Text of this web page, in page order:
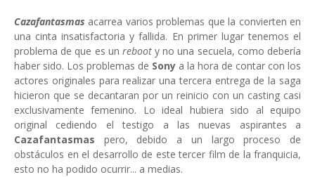
Cazafantasmas acarrea varios problemas que la convierten en
una cinta insatisfactoria y fallida. En primer lugar tenemos el
problema de que es un rebooty no una secuela, como debería
haber sido. Los problemas de Sony a la hora de contar con los
actores originales para realizar una tercera entrega de la saga
hicieron que se decantaran por un reinicio con un casting casi
exclusivamente femenino. Lo ideal hubiera sido al equipo
original cediendo el testigo a las nuevas aspirantes a
Cazafantasmas pero, debido a un largo proceso de
obstáculos en el desarrollo de este tercer film de la franquicia,
esto no ha podido ocurrir... a medias.